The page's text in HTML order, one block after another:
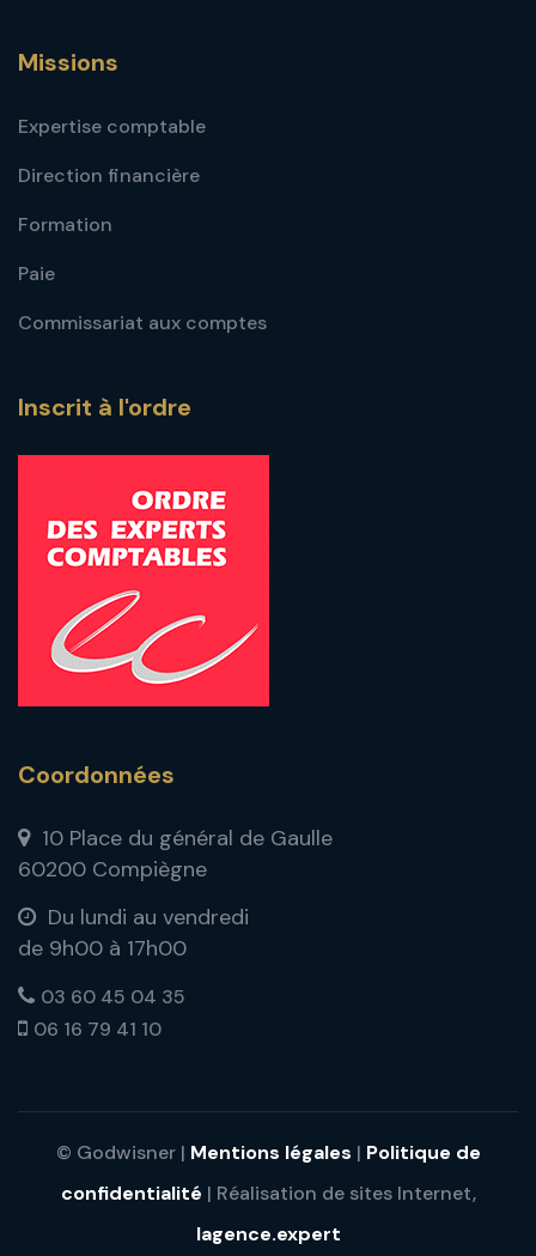
Missions
Expertise comptable
Direction financière
Formation
Paie
Commissariat aux comptes
Inscrit à l'ordre
Coordonnées
10 Place du général de Gaulle
60200 Compiègne
Du lundi au vendredi
de 9h00 à 17h00
03 60 45 04 35
06 16 79 41 10
© Godwisner | Mentions légales | Politique de
confidentialité | Réalisation de sites Internet,
lagence.expert